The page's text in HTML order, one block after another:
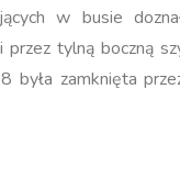
w busie
przez tylną boczną
była zamknięta